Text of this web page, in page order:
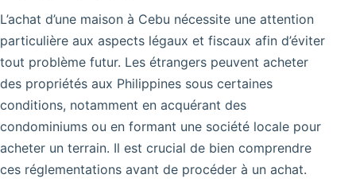
L’achat d’une maison à Cebu nécessite une attention
particulière aux aspects légaux et fiscaux afin d’éviter
tout problème futur. Les étrangers peuvent acheter
des propriétés aux Philippines sous certaines
conditions, notamment en acquérant des
condominiums ou en formant une société locale pour
acheter un terrain. Il est crucial de bien comprendre
ces réglementations avant de procéder à un achat.